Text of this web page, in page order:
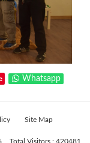
Whatsapp
Site Map
Total Visitors : 420481